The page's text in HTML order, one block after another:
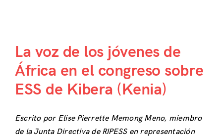
La voz de los jóvenes de
África en el congreso sobre
ESS de Kibera (Kenia)
Escrito por Elise Pierrette Memong Meno, miembro
de la Junta Directiva de RIPESS en representación